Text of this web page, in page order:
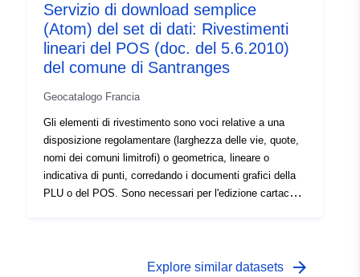
Servizio di download semplice
(Atom) del set di dati: Rivestimenti
lineari del POS (doc. del 5.6.2010)
del comune di Santranges
Geocatalogo Francia
Gli elementi di rivestimento sono voci relative a una
disposizione regolamentare (larghezza delle vie, quote,
nomi dei comuni limitrofi) o geometrica, lineare o
indicativa di punti, corredando i documenti grafici della
PLU o del POS. Sono necessari per l'edizione cartacea
disegno per disegnare una valutazione, un'etichetta di
Explore similar datasets arrow_forward